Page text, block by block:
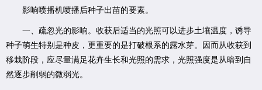
影响喷播机喷播后种子出苗的要素。
一、疏忽光的影响。收获后适当的光照可以进步土壤温度，诱导
种子萌生特别是种皮，更重要的是打破根系的露水芽。因而从收获到
移栽阶段，应尽量满足花卉生长和光照的需求，光照强度是从暗到自
然逐步削弱的微弱光。